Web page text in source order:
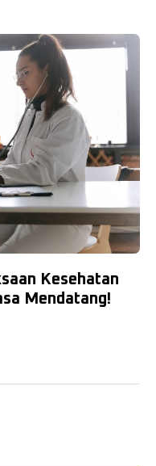
Kesehatan
Mendatang!